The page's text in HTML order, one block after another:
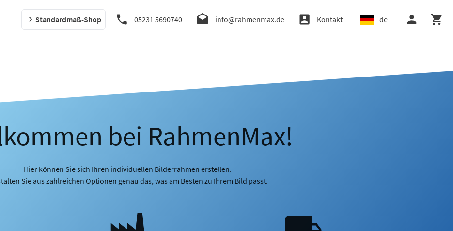
Standardmaß-Shop 05231 5690740 info@rahmenmax.de Kontakt de
bei RahmenMax!
Hier können Sie sich Ihren individuellen Bilderrahmen erstellen.
Sie aus zahlreichen Optionen genau das, was am Besten zu Ihrem Bild passt.